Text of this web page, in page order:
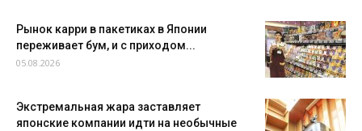
Рынок карри в пакетиках в Японии
переживает бум, и с приходом...
05.08.2026
Экстремальная жара заставляет
японские компании идти на необычные